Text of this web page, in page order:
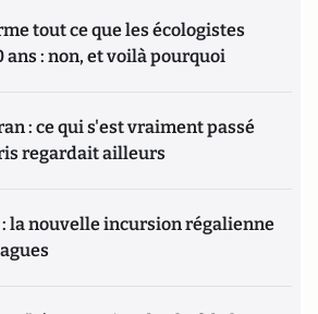
tout ce que les écologistes
: non, et voilà pourquoi
: ce qui s'est vraiment passé
regardait ailleurs
: la nouvelle incursion régalienne